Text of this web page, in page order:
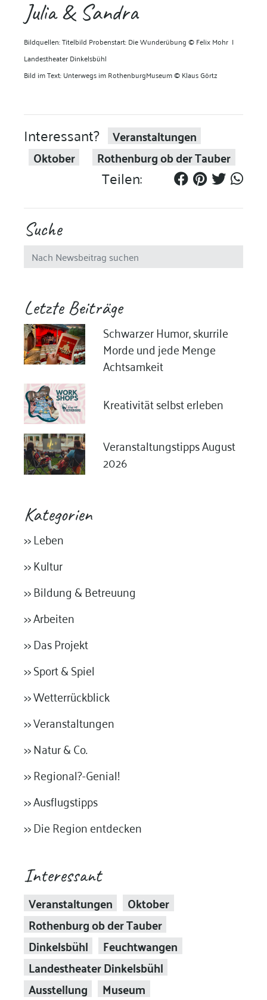
Julia & Sandra
Bildquellen: Titelbild Probenstart: Die Wunderübung© Felix Mohr I
Landestheater Dinkelsbühl
Bild im Text: Unterwegs im RothenburgMuseum© Klaus Görtz
Interessant?
Veranstaltungen
Oktober
Rothenburg ob der Tauber
Teilen:
Suche
Letzte Beiträge
Schwarzer Humor, skurrile
Morde und jede Menge
Achtsamkeit
Kreativität selbst erleben
Veranstaltungstipps August
2026
Kategorien
>> Leben
>> Kultur
>> Bildung & Betreuung
>> Arbeiten
>> Das Projekt
>> Sport & Spiel
>> Wetterrückblick
>> Veranstaltungen
>> Natur & Co.
>> Regional?-Genial!
>> Ausflugstipps
>> Die Region entdecken
Interessant
Veranstaltungen
Oktober
Rothenburg ob der Tauber
Dinkelsbühl
Feuchtwangen
Landestheater Dinkelsbühl
Ausstellung
Museum